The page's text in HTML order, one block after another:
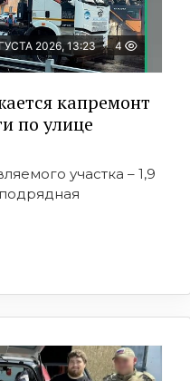
2026, 13:23 4
капремонт
по улице
участка – 1,9